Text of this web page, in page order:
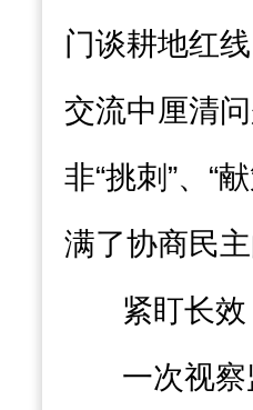
门谈耕地红
交流中厘清
非“挑刺”、“
满了协商民主
紧盯长效
一次视